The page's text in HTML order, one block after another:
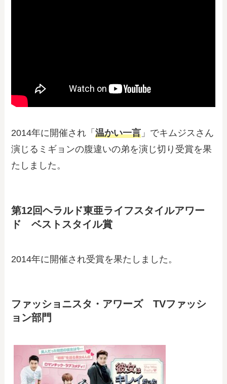
2014年に開催され「温かい一言 」でキムジスさん
演じるミギョンの腹違いの弟を演じ切り受賞を果
たしました。
第12回ヘラルド東亜ライフスタイルアワー
ド ベストスタイル賞
2014年に開催され受賞を果たしました。
ファッショニスタ・アワーズ TVファッシ
ョン部門